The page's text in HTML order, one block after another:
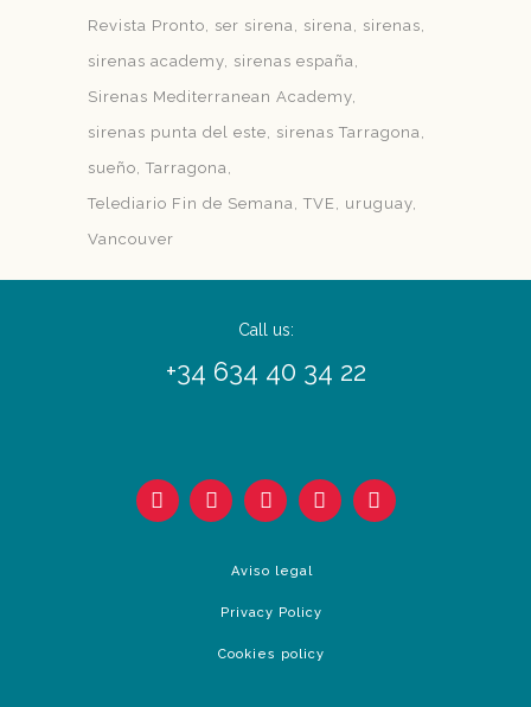
Revista Pronto
ser sirena sirena
sirenas
sirenas academy sirenas españa
Sirenas Mediterranean Academy
sirenas punta del este
sirenas Tarragona
sueño Tarragona
Telediario Fin de Semana TVE
uruguay
Vancouver
Call us:
+34 634 40 34 22
Aviso legal
Privacy Policy
Cookies policy